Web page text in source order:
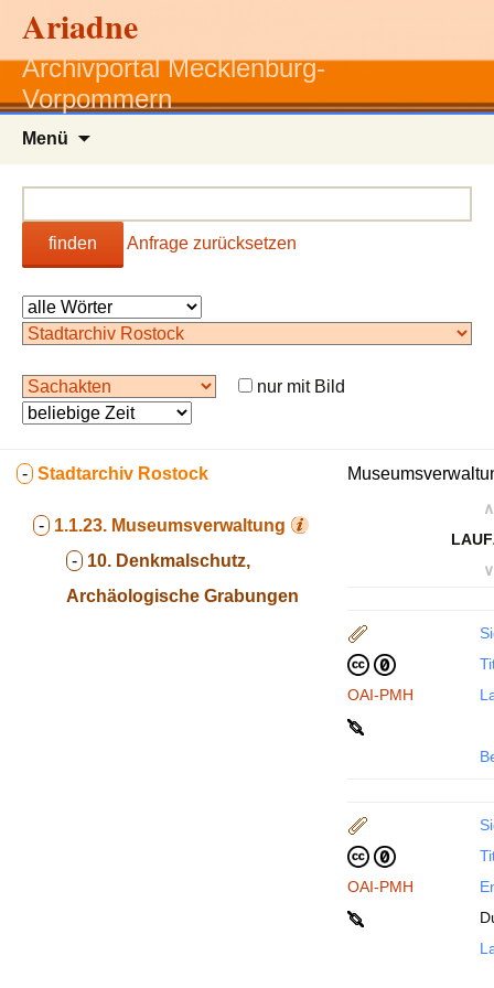
Ariadne
Archivportal Mecklenburg-
Vorpommern
Menü
finden Anfrage zurücksetzen
nur mit Bild
- Stadtarchiv Rostock
- 1.1.23. Museumsverwaltung
- 10. Denkmalschutz,
Archäologische Grabungen
∧
∨
OAI-PMH
OAI-PMH